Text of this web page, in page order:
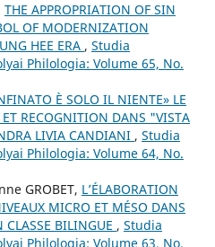
THE APPROPRIATION OF SIN
OF MODERNIZATION
HEE ERA , Studia
Philologia: Volume 65, No.
È SOLO IL NIENTE» LE
ET RECOGNITION DANS "VISTA
LIVIA CANDIANI , Studia
Philologia: Volume 64, No.
GROBET, L’ÉLABORATION
MICRO ET MÉSO DANS
CLASSE BILINGUE , Studia
Philologia: Volume 63, No.